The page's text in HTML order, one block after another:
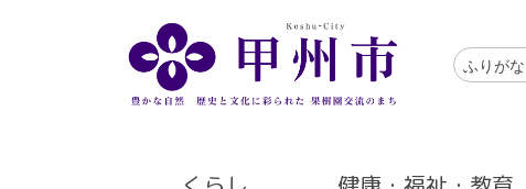
アクセシ
ふりが